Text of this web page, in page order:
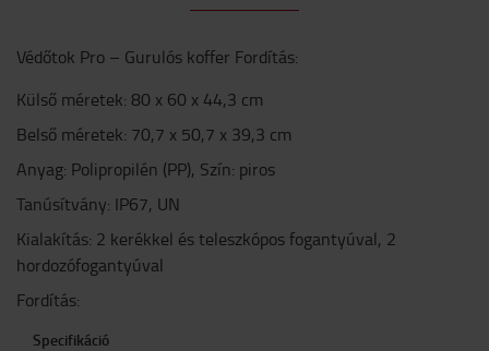
Védőtok Pro – Gurulós koffer Fordítás:
Külső méretek: 80 x 60 x 44,3 cm
Belső méretek: 70,7 x 50,7 x 39,3 cm
Anyag: Polipropilén (PP), Szín: piros
Tanúsítvány: IP67, UN
Kialakítás: 2 kerékkel és teleszkópos fogantyúval, 2
hordozófogantyúval
Fordítás:
Specifikáció